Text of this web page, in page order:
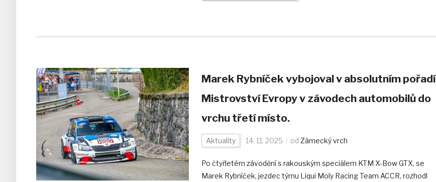
Marek Rybníček vybojoval v absolutním pořadí
Mistrovství Evropy v závodech automobilů do
vrchu třetí místo.
Aktuality 14. 11. 2025 od Zámecký vrch
Po čtyřletém závodění s rakouským speciálem KTM X-Bow GTX, se
Marek Rybníček, jezdec týmu Liqui Moly Racing Team ACCR, rozhodl